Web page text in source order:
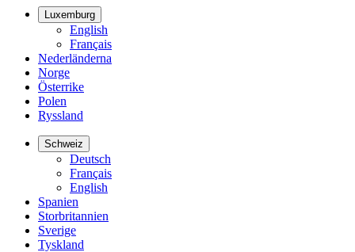
Luxemburg
English
Français
Nederländerna
Norge
Österrike
Polen
Ryssland
Schweiz
Deutsch
Français
English
Spanien
Storbritannien
Sverige
Tyskland